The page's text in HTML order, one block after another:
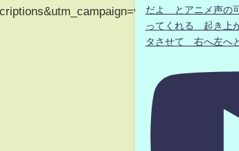
だよ とアニメ声の
ってくれる 起き上
タさせて 右へ左へ